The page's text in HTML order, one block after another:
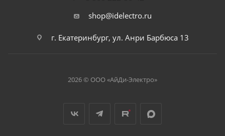
shop@idelectro.ru
г. Екатеринбург, ул. Анри Барбюса 13
2026 © ООО «АйДи-Электро»